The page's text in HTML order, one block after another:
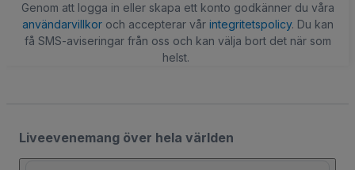
Genom att logga in eller skapa ett konto godkänner du våra
användarvillkoroch accepterar vår integritetspolicy. Du kan
få SMS-aviseringar från oss och kan välja bort det när som
helst.
Liveevenemang över hela världen